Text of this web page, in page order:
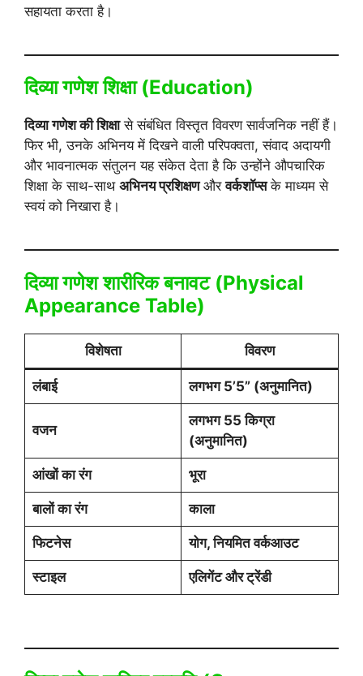
सहायता करता है।
दिव्या गणेश शिक्षा (Education)
दिव्या गणेश की शिक्षासे संबंधित विस्तृत विवरण सार्वजनिक नहीं हैं।
फिर भी, उनके अभिनय में दिखने वाली परिपक्वता, संवाद अदायगी
और भावनात्मक संतुलन यह संकेत देता है कि उन्होंने औपचारिक
शिक्षा के साथ-साथ अभिनय प्रशिक्षणऔरवर्कशॉप्सके माध्यम से
स्वयं को निखारा है।
दिव्या गणेश शारीरिक बनावट (Physical
Appearance Table)
विशेषता विवरण
लंबाई लगभग 5’5” (अनुमानित)
वजन
लगभग 55 किग्रा
(अनुमानित)
आंखों का रंग भूरा
बालों का रंग काला
फिटनेस योग, नियमित वर्कआउट
स्टाइल एलिगेंट और ट्रेंडी